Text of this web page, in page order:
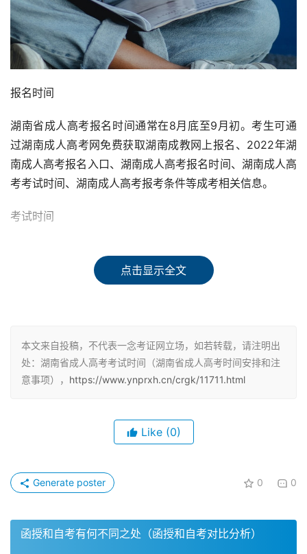
报名时间
湖南省成人高考报名时间通常在8月底至9月初。考生可通
过湖南成人高考网免费获取湖南成教网上报名、2022年湖
南成人高考报名入口、湖南成人高考报名时间、湖南成人高
考考试时间、湖南成人高考报考条件等成考相关信息。
考试时间
省教育考试院的安排，2022年成人高校招生全国统一考试
（延考）考试时间为2023年3月4-5日。考生需提前关注官
考试科目和总分
湖南成人高考分为高起点、高起本和专升本三个层次，考试
考生可通过学习服务在线答题、免费课程、交流论坛等方式
提高备考水平，掌握面试的四大妙招，提高通过率。
2023年成人高考报名时间/入口
点击显示全文
本文来自投稿，不代表一念考证网立场，如若转载，请注明出
处：湖南省成人高考考试时间（湖南省成人高考时间安排和注
意事项）， https://www.ynprxh.cn/crgk/11711.html
Like (0)
0 0
Generate poster
函授和自考有何不同之处（函授和自考对比分析）